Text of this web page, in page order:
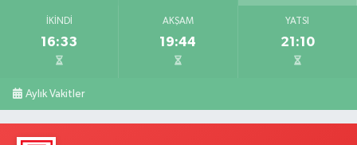
İKINDI
16:33
AKŞAM
19:44
YATSI
21:10
Aylık Vakitler